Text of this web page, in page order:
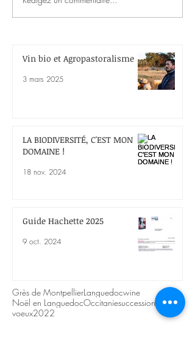
MON DOMAINE !
Vin bio et Agropastoralisme
3 mars 2025
LA BIODIVERSITÉ, C'EST MON
DOMAINE !
18 nov. 2024
Guide Hachette 2025
9 oct. 2024
Grès de MontpellierLanguedocwine
Noël en LanguedocOccitaniesuccession
voeux2022